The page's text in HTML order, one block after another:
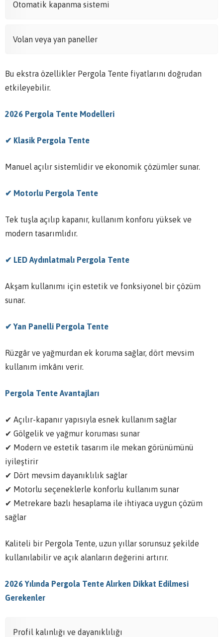
Otomatik kapanma sistemi
Volan veya yan paneller
Bu ekstra özellikler Pergola Tente fiyatlarını doğrudan
etkileyebilir.
2026 Pergola Tente Modelleri
✔ Klasik Pergola Tente
Manuel açılır sistemlidir ve ekonomik çözümler sunar.
✔ Motorlu Pergola Tente
Tek tuşla açılıp kapanır, kullanım konforu yüksek ve
modern tasarımlıdır.
✔ LED Aydınlatmalı Pergola Tente
Akşam kullanımı için estetik ve fonksiyonel bir çözüm
sunar.
✔ Yan Panelli Pergola Tente
Rüzgâr ve yağmurdan ek koruma sağlar, dört mevsim
kullanım imkânı verir.
Pergola Tente Avantajları
✔ Açılır-kapanır yapısıyla esnek kullanım sağlar
✔ Gölgelik ve yağmur koruması sunar
✔ Modern ve estetik tasarım ile mekan görünümünü
iyileştirir
✔ Dört mevsim dayanıklılık sağlar
✔ Motorlu seçeneklerle konforlu kullanım sunar
✔ Metrekare bazlı hesaplama ile ihtiyaca uygun çözüm
sağlar
Kaliteli bir Pergola Tente, uzun yıllar sorunsuz şekilde
kullanılabilir ve açık alanların değerini artırır.
2026 Yılında Pergola Tente Alırken Dikkat Edilmesi
Gerekenler
Profil kalınlığı ve dayanıklılığı